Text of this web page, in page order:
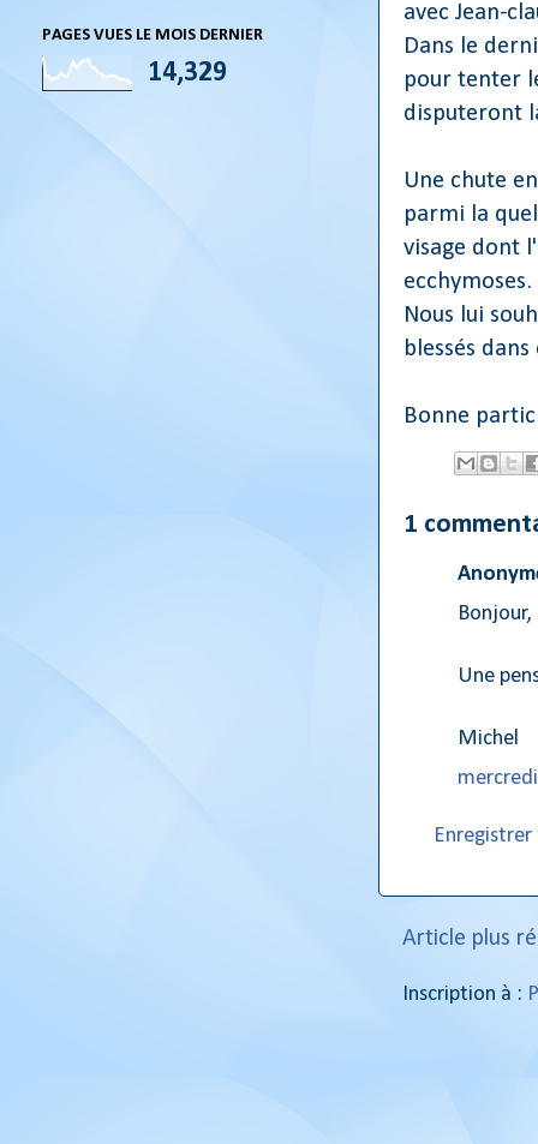
avec Jean-
Dans le
pour tenter
disputeront
Une chute
parmi la
visage dont
Nous lui
blessés
Bonne
1
Bonjour,
Une
Michel
Article plus
Inscription à :
PAGES VUES LE MOIS DERNIER
14,329